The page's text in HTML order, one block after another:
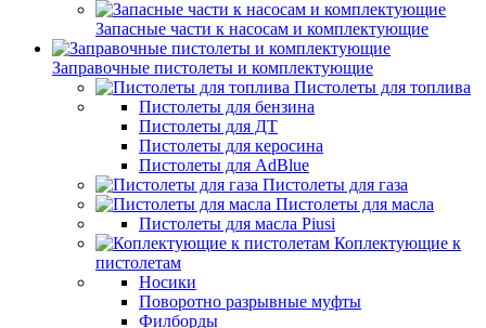
Запасные части к насосам и комплектующие
Заправочные пистолеты и комплектующие
Пистолеты для топлива
Пистолеты для бензина
Пистолеты для ДТ
Пистолеты для керосина
Пистолеты для AdBlue
Пистолеты для газа
Пистолеты для масла
Пистолеты для масла Piusi
Коплектующие к
пистолетам
Носики
Поворотно разрывные муфты
Филборды